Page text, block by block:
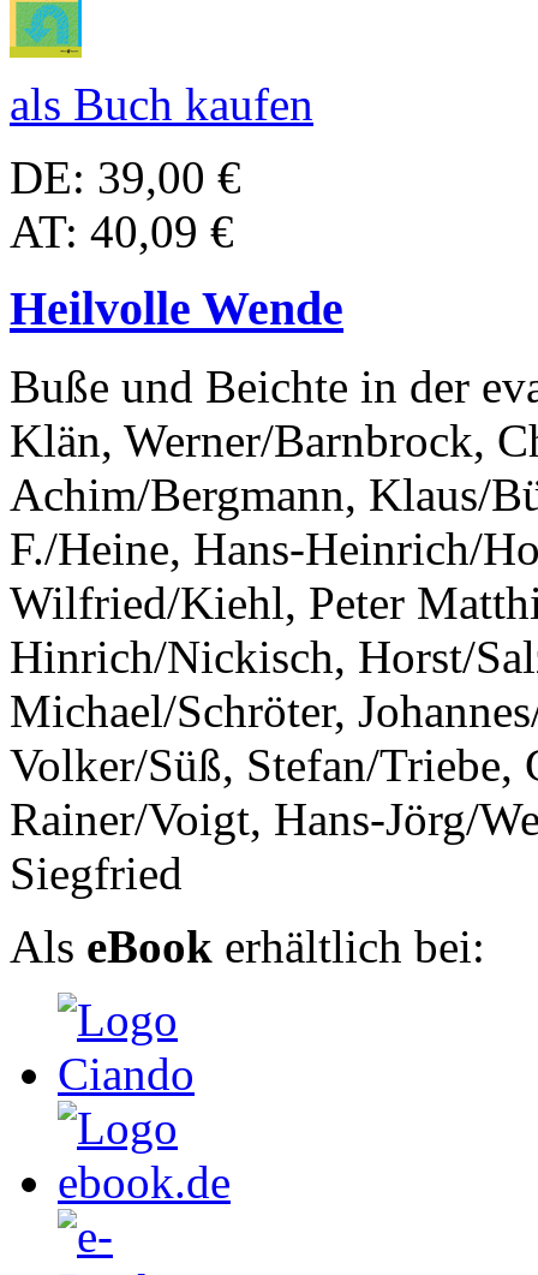
als Buch kaufen
DE: 39,00 €
AT: 40,09 €
Heilvolle Wende
Buße und Beichte in der
Klän, Werner/Barnbrock,
Achim/Bergmann, Klaus/
F./Heine, Hans-Heinrich/
Wilfried/Kiehl, Peter
Hinrich/Nickisch, Horst/
Michael/Schröter,
Volker/Süß, Stefan/Triebe,
Rainer/Voigt, Hans-Jörg/
Siegfried
Als eBook erhältlich bei: